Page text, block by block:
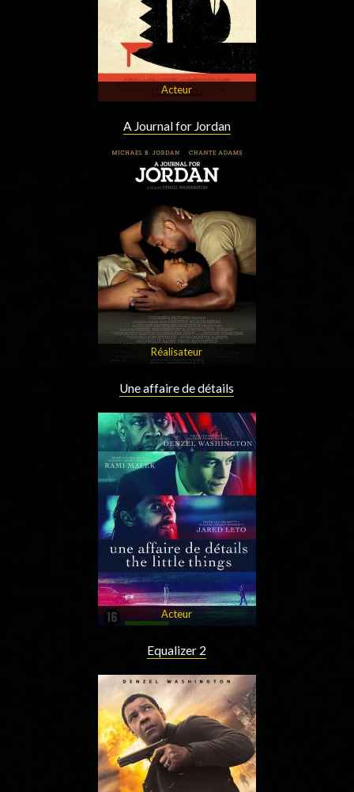
Acteur
A Journal for Jordan
Réalisateur
Une affaire de détails
Acteur
Equalizer 2